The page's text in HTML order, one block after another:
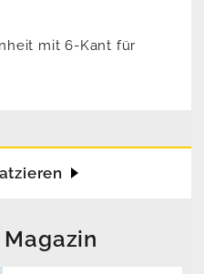
mit 6-Kant für